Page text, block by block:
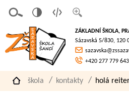
písmo
á
verze
pro
slaboz
raké
ZÁKLADNÍ ŠKOLA,
Sázavská 5/830, 120
+420 277 779 643
škola kontakty holá